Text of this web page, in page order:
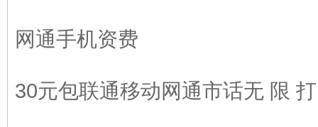
网通手机资费
30元包联通移动网通市话无 限 打